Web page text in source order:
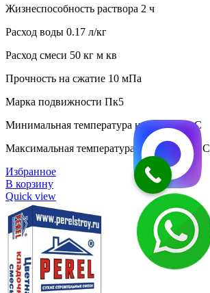
Жизнеспособность раствора 2 ч
Расход воды 0.17 л/кг
Расход смеси 50 кг м кв
Прочность на сжатие 10 мПа
Марка подвижности Пк5
Минимальная температура нанесения 5 C
Максимальная температура нанесения 30 C
Избранное
В корзину
Quick view